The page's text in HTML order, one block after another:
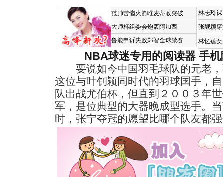
范帅苦恼火箭唯麦蒂敢突破
大师杯组委会炮轰阿加西
鲁能申诉失败郑智全球禁赛
林志玲
张靓颖
林忆莲
NBA球迷专用的阅读器 手
要说如今中国羽毛球队的元老，
这位与叶钊颖同时代的羽球国手，
队出战尤伯杯，但直到２００３年
军，是位典型的大器晚成型选手。
时，张宁夺冠的愿望比哪个队友都